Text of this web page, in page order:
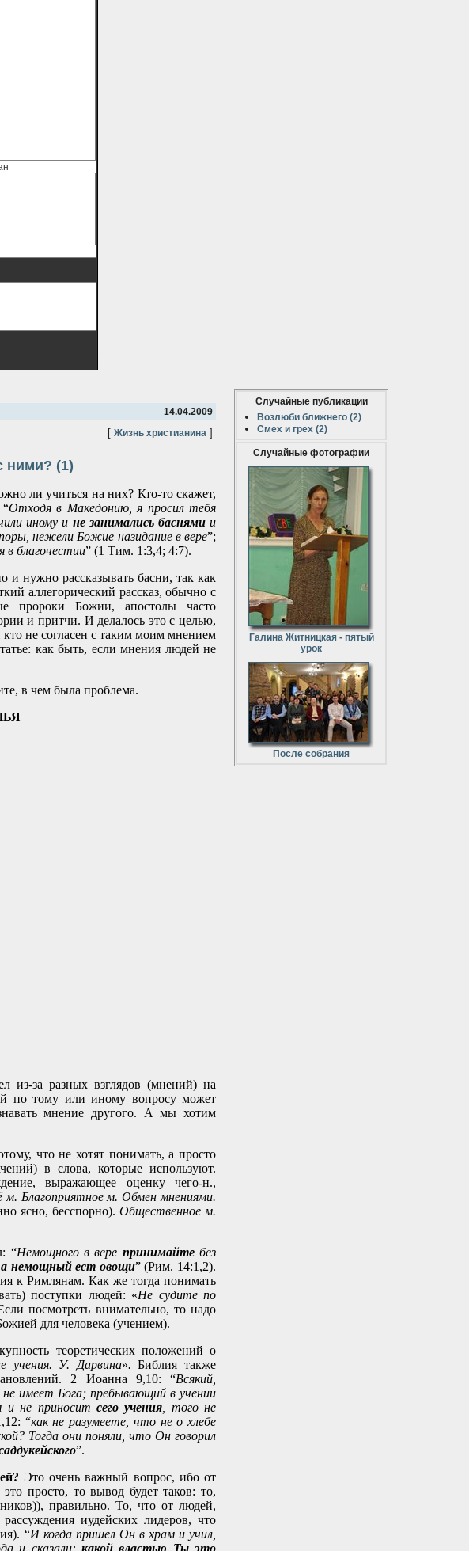
14.04.2009
[ Жизнь христианина ]
ними? (1)
ли учиться на них? Кто-то скажет,
Отходя в Македонию, я просил тебя
иному и не занимались баснямии
нежели Божие назидание в вере”;
в благочестии” (1 Тим. 1:3,4; 4:7).
и нужно рассказывать басни, так как
аллегорический рассказ, обычно с
пророки Божии, апостолы часто
и притчи. И делалось это с целью,
не согласен с таким моим мнением
как быть, если мнения людей не
в чем была проблема.
из-за разных взглядов (мнений) на
по тому или иному вопросу может
мнение другого. А мы хотим
что не хотят понимать, а просто
в слова, которые используют.
выражающее оценку чего-н.,
м. Благоприятное м. Обмен мнениями.
ясно, бесспорно). Общественное м.
“Немощного в вере принимайтебез
а немощный ест овощи” (Рим. 14:1,2).
к Римлянам. Как же тогда понимать
поступки людей: «Не судите по
посмотреть внимательно, то надо
для человека (учением).
теоретических положений о
учения. У. Дарвина». Библия также
2 Иоанна 9,10: “Всякий,
имеет Бога; пребывающий в учении
не приносит сего учения , того не
“как не разумеете, что не о хлебе
Тогда они поняли, что Он говорил
”.
Это очень важный вопрос, ибо от
просто, то вывод будет таков: то,
правильно. То, что от людей,
иудейских лидеров, что
“И когда пришел Он в храм и учил,
и сказали: какой властью Ты это
Случайные публикации
Возлюби ближнего (2)
Смех и грех (2)
Случайные фотографии
Галина Житницкая - пятый
урок
После собрания